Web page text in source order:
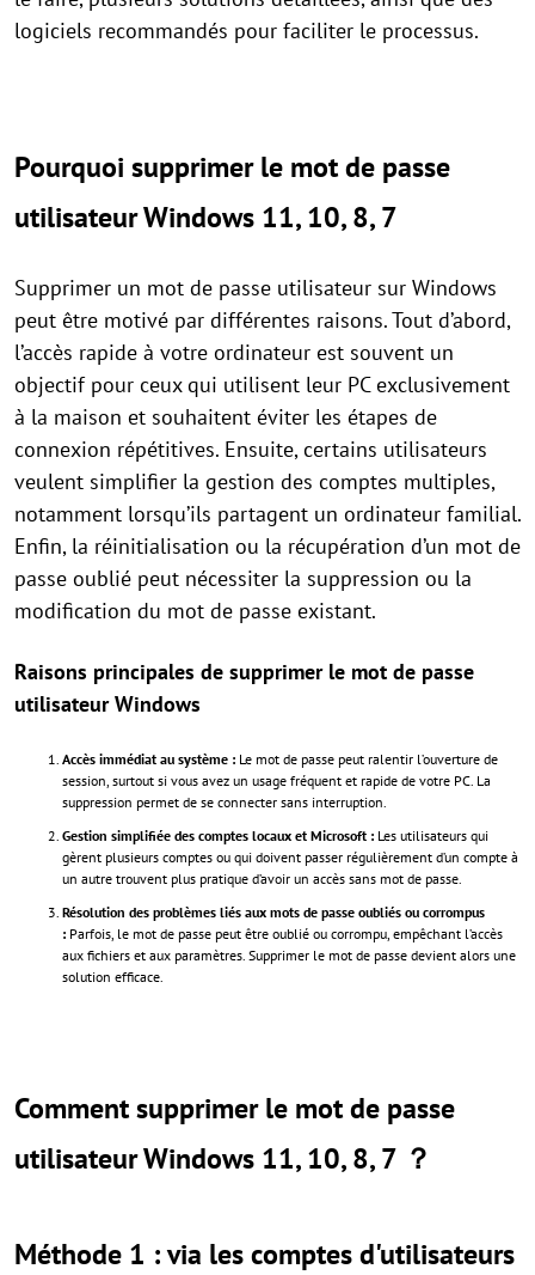
logiciels recommandés pour faciliter le processus.
Pourquoi supprimer le mot de passe
utilisateur Windows 11, 10, 8, 7
Supprimer un mot de passe utilisateur sur Windows
peut être motivé par différentes raisons. Tout d’abord,
l’accès rapide à votre ordinateur est souvent un
objectif pour ceux qui utilisent leur PC exclusivement
à la maison et souhaitent éviter les étapes de
connexion répétitives. Ensuite, certains utilisateurs
veulent simplifier la gestion des comptes multiples,
notamment lorsqu’ils partagent un ordinateur familial.
Enfin, la réinitialisation ou la récupération d’un mot de
passe oublié peut nécessiter la suppression ou la
modification du mot de passe existant.
Raisons principales de supprimer le mot de passe
utilisateur Windows
Accès immédiat au système : Le mot de passe peut ralentir l’ouverture de
session, surtout si vous avez un usage fréquent et rapide de votre PC. La
suppression permet de se connecter sans interruption.
Gestion simplifiée des comptes locaux et Microsoft : Les utilisateurs qui
gèrent plusieurs comptes ou qui doivent passer régulièrement d’un compte à
un autre trouvent plus pratique d’avoir un accès sans mot de passe.
Résolution des problèmes liés aux mots de passe oubliés ou corrompus
: Parfois, le mot de passe peut être oublié ou corrompu, empêchant l’accès
aux fichiers et aux paramètres. Supprimer le mot de passe devient alors une
solution efficace.
Comment supprimer le mot de passe
utilisateur Windows 11, 10, 8, 7 ？
Méthode 1 : via les comptes d'utilisateurs